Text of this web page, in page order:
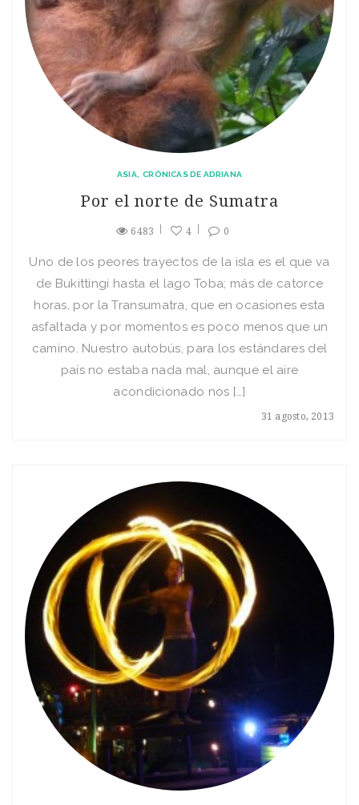
ASIA CRÓNICAS DE ADRIANA
Por el norte de Sumatra
6483 4 0
31 agosto, 2013
Uno de los peores trayectos de la isla es el que va
de Bukittingi hasta el lago Toba; más de catorce
horas, por la Transumatra, que en ocasiones esta
asfaltada y por momentos es poco menos que un
camino. Nuestro autobús, para los estándares del
país no estaba nada mal, aunque el aire
acondicionado nos […]